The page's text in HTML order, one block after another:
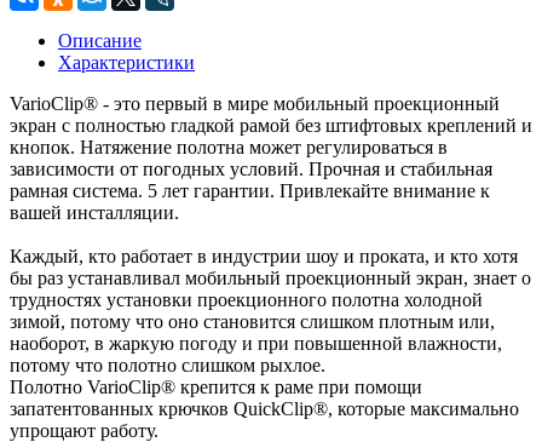
Описание
Характеристики
VarioClip® - это первый в мире мобильный проекционный
экран с полностью гладкой рамой без штифтовых креплений и
кнопок. Натяжение полотна может регулироваться в
зависимости от погодных условий. Прочная и стабильная
рамная система. 5 лет гарантии. Привлекайте внимание к
вашей инсталляции.
Каждый, кто работает в индустрии шоу и проката, и кто хотя
бы раз устанавливал мобильный проекционный экран, знает о
трудностях установки проекционного полотна холодной
зимой, потому что оно становится слишком плотным или,
наоборот, в жаркую погоду и при повышенной влажности,
потому что полотно слишком рыхлое.
Полотно VarioClip® крепится к раме при помощи
запатентованных крючков QuickClip®, которые максимально
упрощают работу.